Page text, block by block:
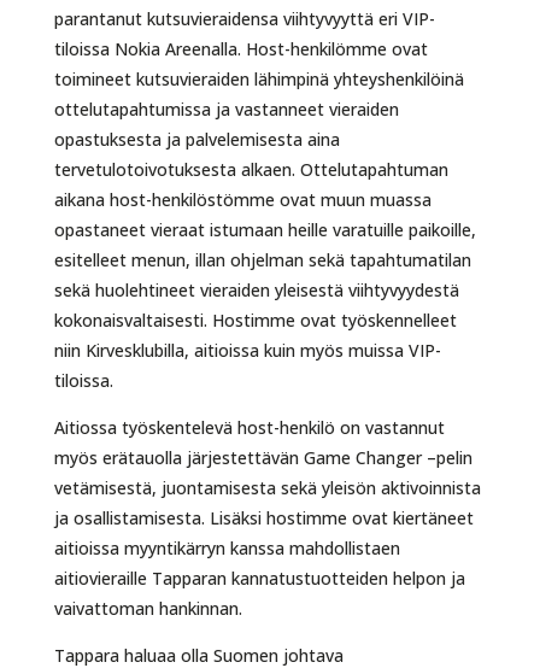
parantanut kutsuvieraidensa viihtyvyyttä eri VIP-
tiloissa Nokia Areenalla. Host-henkilömme ovat
toimineet kutsuvieraiden lähimpinä yhteyshenkilöinä
ottelutapahtumissa ja vastanneet vieraiden
opastuksesta ja palvelemisesta aina
tervetulotoivotuksesta alkaen. Ottelutapahtuman
aikana host-henkilöstömme ovat muun muassa
opastaneet vieraat istumaan heille varatuille paikoille,
esitelleet menun, illan ohjelman sekä tapahtumatilan
sekä huolehtineet vieraiden yleisestä viihtyvyydestä
kokonaisvaltaisesti. Hostimme ovat työskennelleet
niin Kirvesklubilla, aitioissa kuin myös muissa VIP-
tiloissa.
Aitiossa työskentelevä host-henkilö on vastannut
myös erätauolla järjestettävän Game Changer –pelin
vetämisestä, juontamisesta sekä yleisön aktivoinnista
ja osallistamisesta. Lisäksi hostimme ovat kiertäneet
aitioissa myyntikärryn kanssa mahdollistaen
aitiovieraille Tapparan kannatustuotteiden helpon ja
vaivattoman hankinnan.
Tappara haluaa olla Suomen johtava